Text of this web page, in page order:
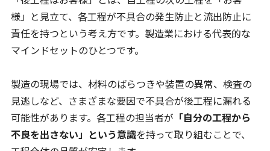
様」と見立て、各工程が不具合の発生防止と流出防止に
責任を持つという考え方です。製造業における代表的な
マインドセットのひとつです。
製造の現場では、材料のばらつきや装置の異常、検査の
見逃しなど、さまざまな要因で不具合が後工程に漏れる
可能性があります。各工程の担当者が 「自分の工程から
不良を出さない」という意識を持って取り組むことで、